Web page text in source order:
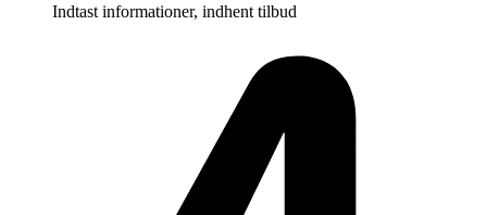
Indtast informationer, indhent tilbud